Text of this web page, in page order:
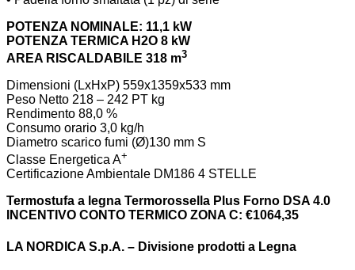
POTENZA NOMINALE: 11,1 kW
POTENZA TERMICA H2O 8 kW
AREA RISCALDABILE 318 m3
Dimensioni (LxHxP) 559x1359x533 mm
Peso Netto 218 – 242 PT kg
Rendimento 88,0 %
Consumo orario 3,0 kg/h
Diametro scarico fumi (Ø)130 mm S
Classe EnergeticaA+
Certificazione Ambientale DM186 4 STELLE
Termostufa a legna Termorossella Plus Forno DSA 4.0
INCENTIVO CONTO TERMICO ZONA C: €1064,35
LA NORDICA S.p.A. – Divisione prodotti a Legna